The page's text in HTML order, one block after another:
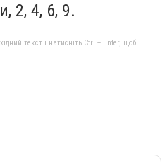
2, 4, 6, 9.
текст і натисніть Ctrl + Enter, щоб